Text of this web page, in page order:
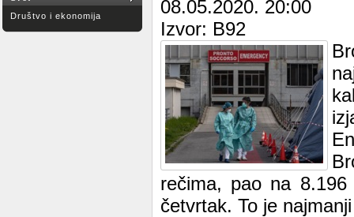
Društvo i ekonomija
08.05.2020. 20:00
Izvor: B92
rečima, pao na
četvrtak. To je